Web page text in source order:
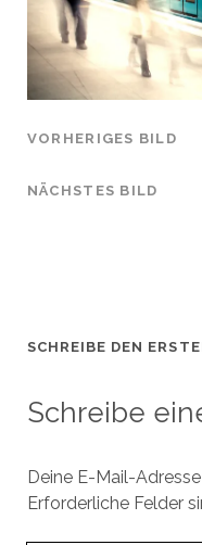
VORHERIGES BILD
NÄCHSTES BILD
SCHREIBE DEN
Schreibe
Deine E-Mail-
Erforderliche Felder